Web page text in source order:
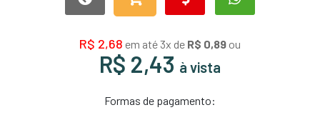
R$ 2,68 em até 3x de R$ 0,89 ou
R$ 2,43 à vista
Formas de pagamento: